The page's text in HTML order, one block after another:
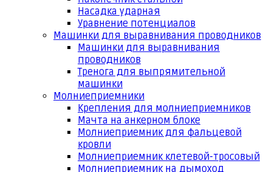
Насадка ударная
Уравнение потенциалов
Машинки для выравнивания проводников
Машинки для выравнивания
проводников
Тренога для выпрямительной
машинки
Молниеприемники
Крепления для молниеприемников
Мачта на анкерном блоке
Молниеприемник для фальцевой
кровли
Молниеприемник клетевой-тросовый
Молниеприемник на дымоход